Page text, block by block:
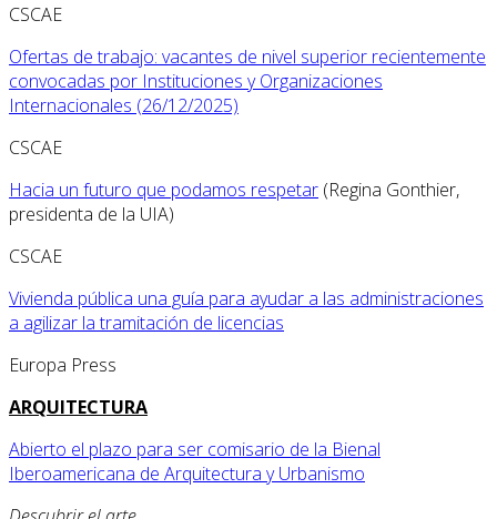
CSCAE
Ofertas de trabajo: vacantes de nivel superior recientemente
convocadas por Instituciones y Organizaciones
Internacionales (26/12/2025)
CSCAE
Hacia un futuro que podamos respetar (Regina Gonthier,
presidenta de la UIA)
CSCAE
Vivienda pública una guía para ayudar a las administraciones
a agilizar la tramitación de licencias
Europa Press
ARQUITECTURA
Abierto el plazo para ser comisario de la Bienal
Iberoamericana de Arquitectura y Urbanismo